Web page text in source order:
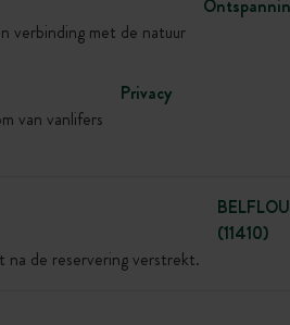
verbinding met de natuur
Privacy
van vanlifers
BELFLOU
(11410)
de reservering verstrekt.